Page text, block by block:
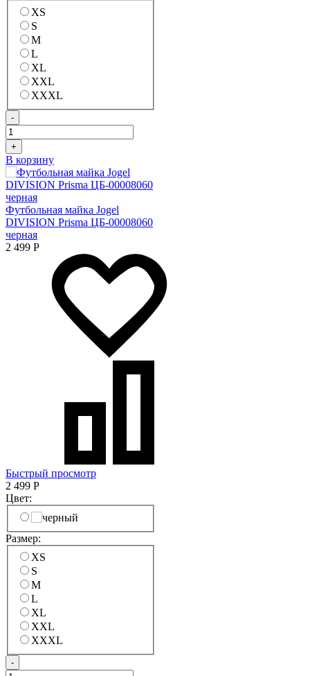
XS
S
M
L
XL
XXL
XXXL
-
+
В корзину
Футбольная майка Jogel
DIVISION Prisma ЦБ-00008060
черная
2 499 Р
Быстрый просмотр
2 499 Р
Цвет:
Размер:
XS
S
M
L
XL
XXL
XXXL
-